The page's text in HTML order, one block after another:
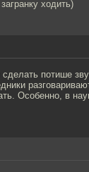
ходить)
потише
Особенно, в